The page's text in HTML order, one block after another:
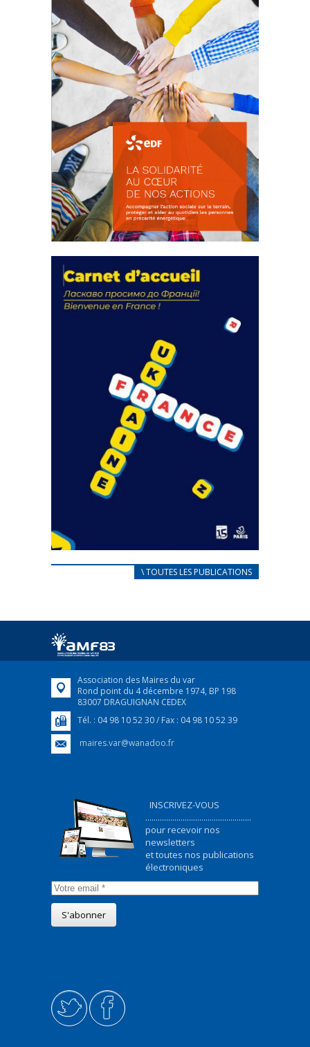
FEUILLETER
actions
18 septembre 2023
FEUILLETER
CARNET D’ACCUEIL
Afin d’accompagner au mieux les réfugiés
FEUILLETER
\ TOUTES LES PUBLICATIONS
Association des Maires du var
Rond point du 4 décembre 1974, BP 198
83007 DRAGUIGNAN CEDEX
Tél. : 04 98 10 52 30 / Fax : 04 98 10 52 39
maires.var@wanadoo.fr
INSCRIVEZ-VOUS
...................................................
pour recevoir nos
newsletters
et toutes nos publications
électroniques